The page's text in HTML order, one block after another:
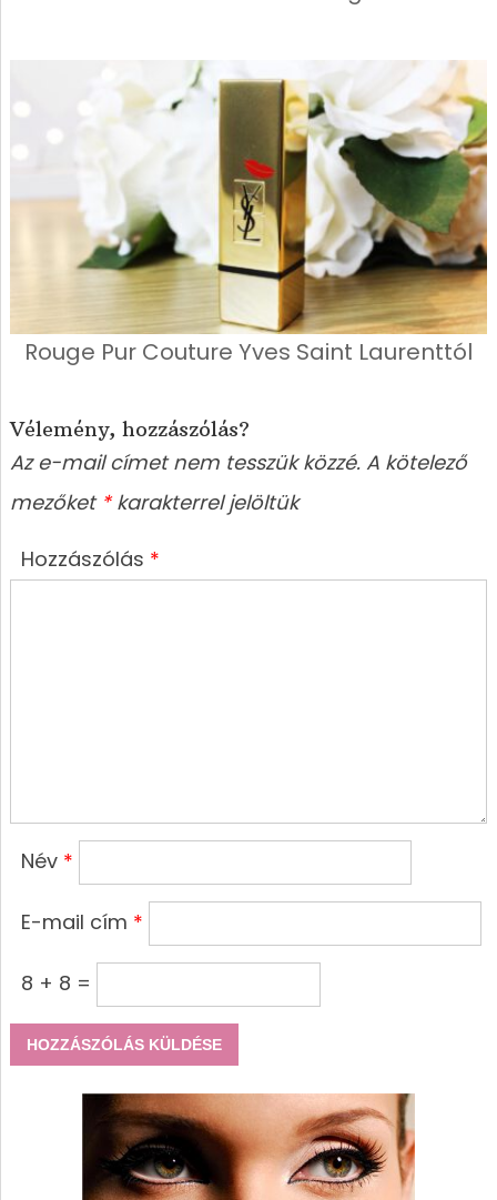
Rouge Pur Couture Yves Saint Laurenttól
Vélemény, hozzászólás?
Az e-mail címet nem tesszük közzé. A kötelező
mezőket *karakterrel jelöltük
Hozzászólás *
Név *
E-mail cím *
8 + 8 =